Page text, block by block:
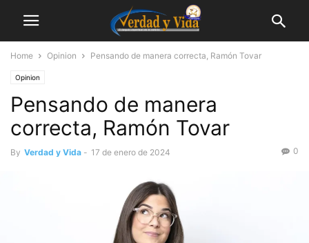
Home Opinion Pensando de manera correcta, Ramón Tovar
Opinion
Pensando de manera
correcta, Ramón Tovar
By Verdad y Vida - 17 de enero de 2024 0